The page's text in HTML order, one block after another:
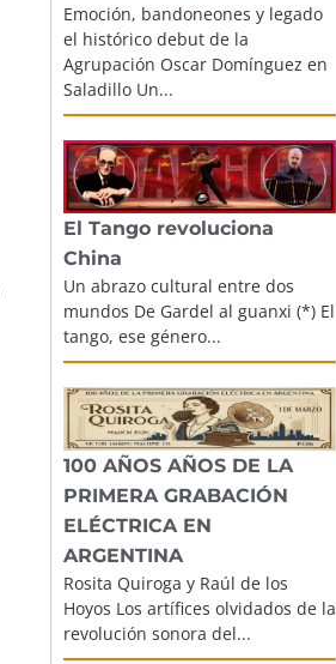
Emoción, bandoneones y legado
el histórico debut de la
Agrupación Oscar Domínguez en
Saladillo Un...
El Tango revoluciona
China
Un abrazo cultural entre dos
mundos De Gardel al guanxi (*) El
tango, ese género...
100 AÑOS AÑOS DE LA
PRIMERA GRABACIÓN
ELÉCTRICA EN
ARGENTINA
Rosita Quiroga y Raúl de los
Hoyos Los artífices olvidados de la
revolución sonora del...